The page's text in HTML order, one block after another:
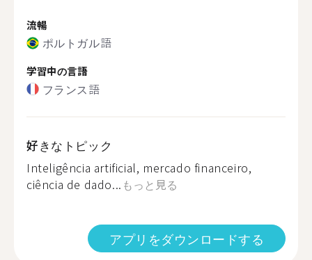
流暢
ポルトガル語
学習中の言語
フランス語
好きなトピック
Inteligência artificial, mercado financeiro,
ciência de dado... もっと見る
アプリをダウンロードする